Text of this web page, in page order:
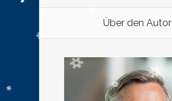
Über den Autor